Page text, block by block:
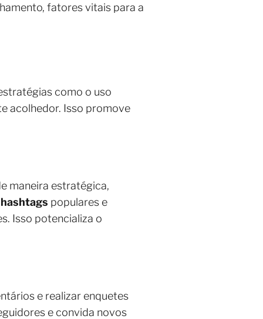
fatores vitais para a
como o uso
acolhedor. Isso promove
maneira estratégica,
hashtags populares e
Isso potencializa o
e realizar enquetes
e convida novos